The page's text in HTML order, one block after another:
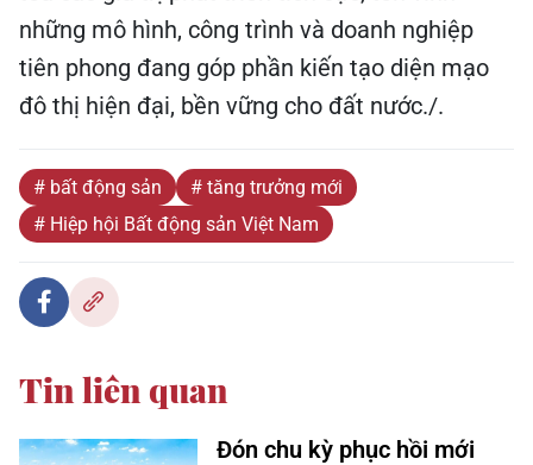
những mô hình, công trình và doanh nghiệp
tiên phong đang góp phần kiến tạo diện mạo
đô thị hiện đại, bền vững cho đất nước./.
# bất động sản
# tăng trưởng mới
# Hiệp hội Bất động sản Việt Nam
Tin liên quan
Đón chu kỳ phục hồi mới